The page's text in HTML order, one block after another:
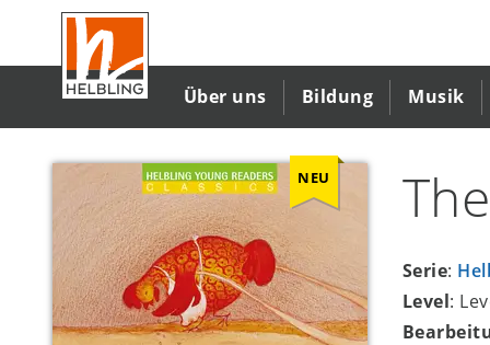
Inhalt
Über uns
Bildung Musik
NEU
Serie:
Level: